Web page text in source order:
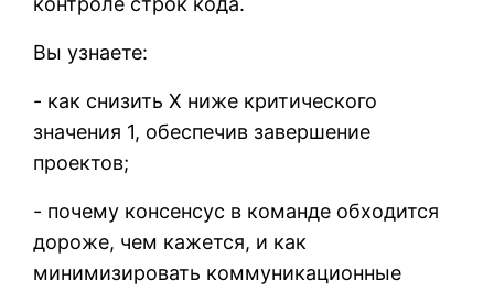
Вы узнаете:
- как снизить X ниже критического
значения 1, обеспечив завершение
проектов;
- почему консенсус в команде обходится
дороже, чем кажется, и как
минимизировать коммуникационные